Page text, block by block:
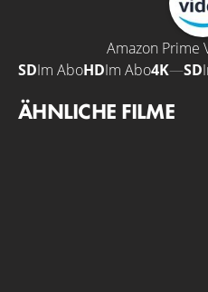
Amazon Prime
SDIm AboHDIm Abo4K—SD
ÄHNLICHE FILME